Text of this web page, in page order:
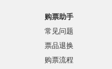
购票助手
常见问题
票品退换
购票流程